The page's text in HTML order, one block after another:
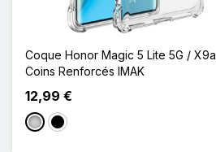
Coque Honor Magic 5 Lite 5G / X9a
Coins Renforcés IMAK
12,99 €
Transparent
Noir Transparent